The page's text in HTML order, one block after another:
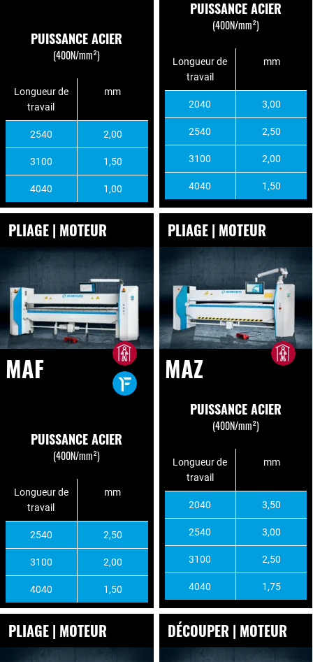
PUISSANCE ACIER
(400N/mm²)
Longueur de
travail
mm
2540 2,00
3100 1,50
4040 1,00
PUISSANCE ACIER
(400N/mm²)
Longueur de
travail
mm
2040 3,00
2540 2,50
3100 2,00
4040 1,50
PLIAGE | MOTEUR
MAF
PUISSANCE ACIER
(400N/mm²)
Longueur de
travail
mm
2540 2,50
3100 2,00
4040 1,50
PLIAGE | MOTEUR
MAZ
PUISSANCE ACIER
(400N/mm²)
Longueur de
travail
mm
2040 3,50
2540 3,00
3100 2,50
4040 1,75
PLIAGE | MOTEUR DÉCOUPER | MOTEUR